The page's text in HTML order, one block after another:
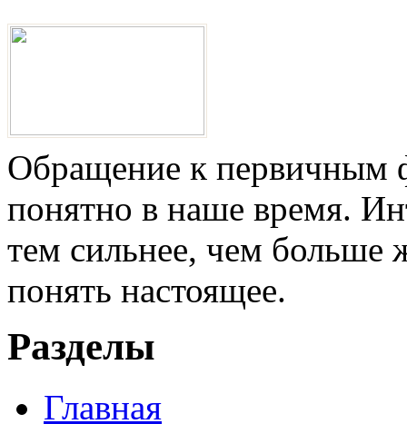
Обращение к первичным
понятно в наше время.
тем сильнее, чем больше
понять настоящее.
Разделы
Главная